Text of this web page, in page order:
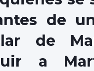
de
de
a